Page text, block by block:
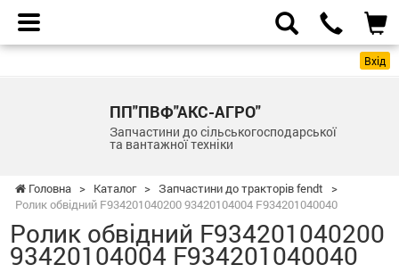
Вхід
ПП"ПВФ"АКС-АГРО"
Запчастини до сільськогосподарської
та вантажної техніки
Головна > Каталог > Запчастини до тракторів fendt
>
Ролик обвідний F934201040200 93420104004 F934201040040
Ролик обвідний F934201040200
93420104004 F934201040040